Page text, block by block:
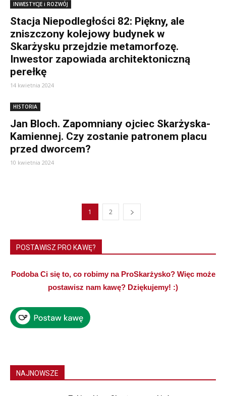
INWESTYCJE i ROZWÓJ
Stacja Niepodległości 82: Piękny, ale
zniszczony kolejowy budynek w
Skarżysku przejdzie metamorfozę.
Inwestor zapowiada architektoniczną
perełkę
14 kwietnia 2024
HISTORIA
Jan Bloch. Zapomniany ojciec Skarżyska-
Kamiennej. Czy zostanie patronem placu
przed dworcem?
10 kwietnia 2024
1 2
POSTAWISZ PRO KAWĘ?
Podoba Ci się to, co robimy na ProSkarżysko? Więc może
postawisz nam kawę? Dziękujemy! :)
NAJNOWSZE